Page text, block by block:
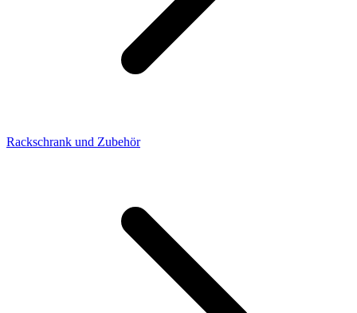
Rackschrank und Zubehör